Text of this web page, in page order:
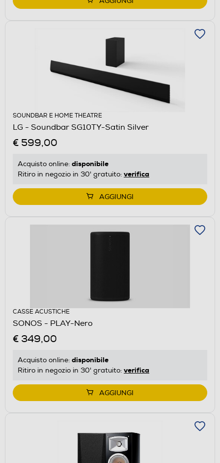
SOUNDBAR E HOME THEATRE
LG - Soundbar SG10TY-Satin Silver
€ 599,00
Acquisto online: disponibile
Ritiro in negozio in 30' gratuito: verifica
AGGIUNGI
CASSE ACUSTICHE
SONOS - PLAY-Nero
€ 349,00
Acquisto online: disponibile
Ritiro in negozio in 30' gratuito: verifica
AGGIUNGI